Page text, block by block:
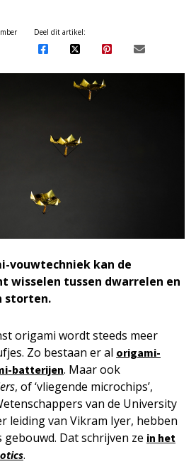
Deel dit artikel:
vouwtechniek kan de
wisselen tussen dwarrelen en
storten.
origami wordt steeds meer
Zo bestaan er al origami-
batterijen. Maar ook
, of ‘vliegende microchips’,
van de University
leiding van Vikram Iyer, hebben
Dat schrijven ze in het
.